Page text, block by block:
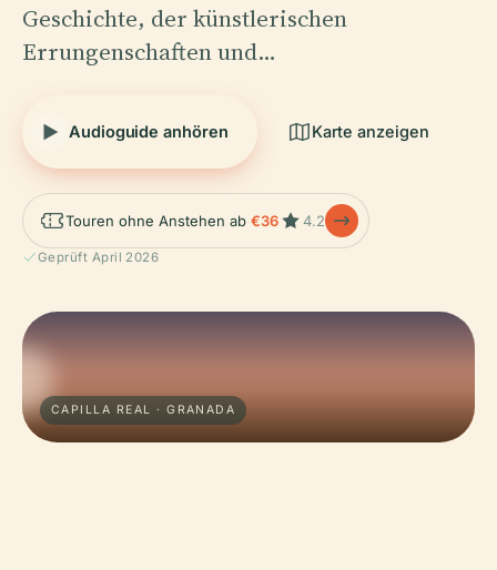
Geschichte, der künstlerischen
Errungenschaften und…
Audioguide anhören Karte anzeigen
Touren ohne Anstehen ab €36 4.2
Geprüft April 2026
CAPILLA REAL · GRANADA